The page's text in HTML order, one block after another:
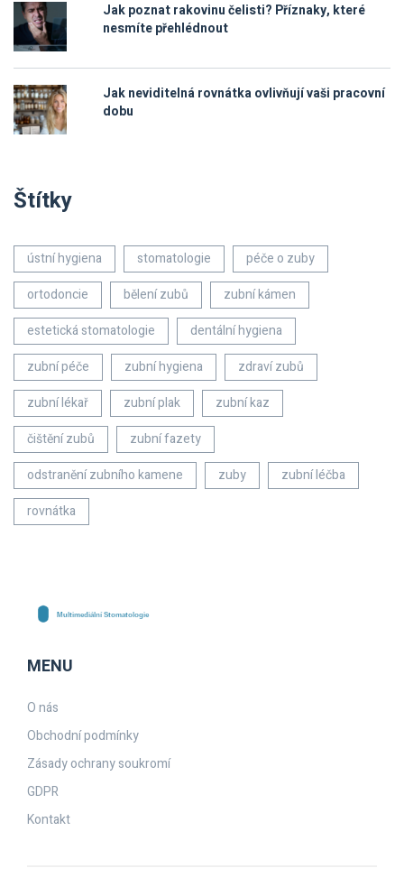
Jak poznat rakovinu čelisti? Příznaky, které
nesmíte přehlédnout
Jak neviditelná rovnátka ovlivňují vaši pracovní
dobu
Štítky
ústní hygiena stomatologie
péče o zuby
ortodoncie
bělení zubů
zubní kámen
estetická stomatologie
dentální hygiena
zubní péče
zubní hygiena
zdraví zubů
zubní lékař
zubní plak
zubní kaz
čištění zubů
zubní fazety
odstranění zubního kamene
zuby
zubní léčba
rovnátka
MENU
O nás
Obchodní podmínky
Zásady ochrany soukromí
GDPR
Kontakt